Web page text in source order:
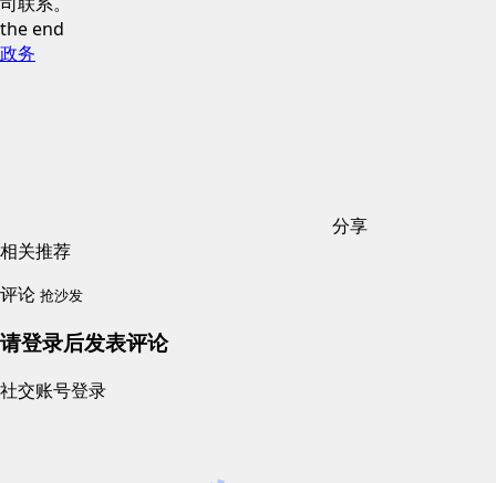
the end
政务
分享
相关推荐
评论 抢沙发
请登录后发表评论
社交账号登录